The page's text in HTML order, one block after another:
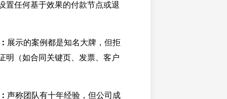
置任何基于效果的付款节点或退
展示的案例都是知名大牌，但拒
明（如合同关键页、发票、客户
声称团队有十年经验，但公司成